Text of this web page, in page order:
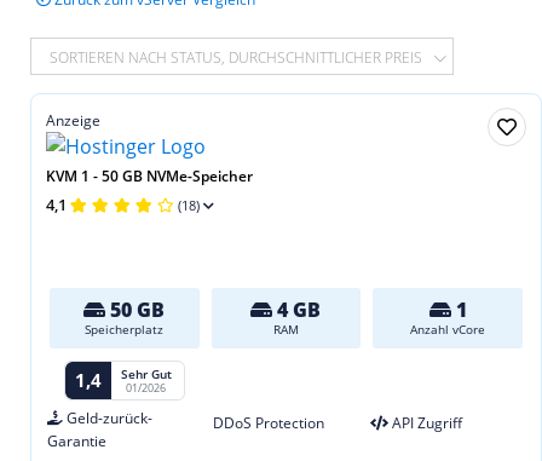
SORTIEREN NACH STATUS, DURCHSCHNITTLICHER PREIS
Anzeige
KVM 1 - 50 GB NVMe-Speicher
4,1 (18)
50 GB
Speicherplatz
4 GB
RAM
1
Anzahl vCore
1,4 Sehr Gut
01/2026
Geld-zurück-
Garantie
DDoS Protection API Zugriff